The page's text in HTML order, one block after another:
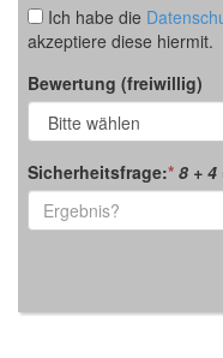
Ich habe die
akzeptiere diese hiermit.
Bewertung (freiwillig)
Sicherheitsfrage:* 8 + 4